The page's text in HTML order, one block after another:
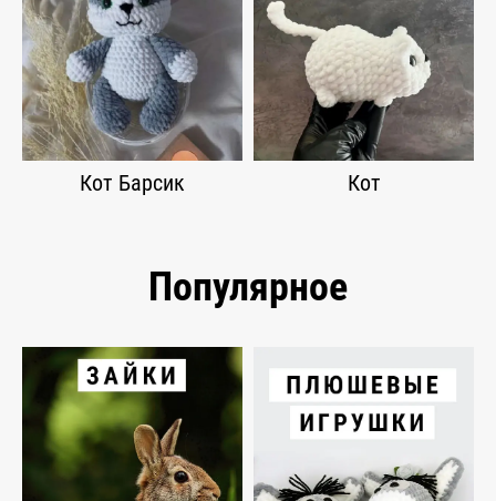
Кот Барсик Кот
Популярное